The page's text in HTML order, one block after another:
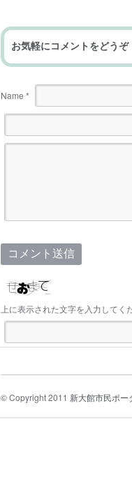
お気軽にコメントをどうぞ
Name *
上に表示された文字を入力してく
© Copyright 2011 新大館市民ポ